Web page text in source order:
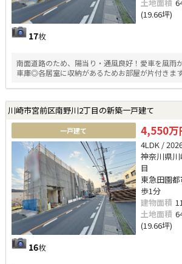
17枚
土地面積
(19.66坪)
南面道路のため、陽当り・通風良好！愛車を風雨
車庫◎各居室に収納があるためお部屋が片付きま
川崎市宮前区南野川2丁目の新築一戸建て
一戸建て
16枚
4,550万
4LDK /
神奈川県
目
東急田園
歩1分
建物面積
土地面積
(19.66坪)